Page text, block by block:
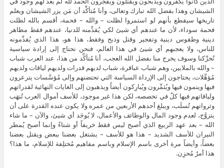
الشيشان وهذا بفضل الله تبارك وتعالى، وأنا مُتأكِّد أن مَن يزر الشيشان ويعلم
تاريخها سيقطع بأنهم لو استمروا لظلت – والله – فحمة، أقسم بالله لظلت
فحمة سوداء، لأن ما عندهم أي شيئ لكي يُقدِّمنه للدنيا، عندهم فقط مظاهر
دينية وطقوس دينية وتفجير وقتل وذبح وفقط، هذا هو، هذا الذي يُقدِّمونه
للناس، ولا يعجبهم أي شيئ في هذا العالم، فنحن نحتاج إلى إرادة سياسية
تُحرِّكنا وسوف يخرج منا بفضل الله العجب، أنا مُتأكِّد من هذا، عند العرب شباب
– والله بالملايين، وهم شباب عباقرة، شباب لديهم قدرات ولديهم لياقات ولديهم
مُؤهِّلات، يحتاجون إلى الإرداة السياسة التي تحتضنهم وإلى مُؤسَّسات يترعرون
فيها وينمون فيها ويُثمِّرون ويُبارِكون أيضاً ويذهبون إلى الغايات النهائية لقدراتهم
ولياقاتهم فيها كلٌ في تخصصه، لكن هذا غير موجود، للأسف أموال العرب تُنهَب
وثرواتهم تُسلَب، ويبلغ أحدهم الأربعين من عمره ولا يكون عنده القدرة على أن
يتزوَّج، لعدم وجود المال والوظائف والأعمال، لا يُوجَد أي شيئ، والآن – ما شاء
الله – بعد عهد الربيع الذي أصبح ليس فقط خريفاً أو شتاءً وإنما أصبح يُمطر
النيران للأسف الشديد – هذا هو للأسف – يشتغل بعضنا ببعض ويقتل بعضنا
بعضاً، وأيضاً مرة أخرى باسم الإسلام وباسم مفاهيم مُختلِفة للإسلام، ما هذا؟
هذا أمرٌ مُحزِن.